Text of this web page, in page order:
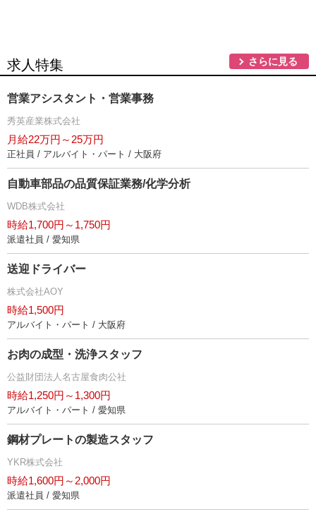
求人特集 さらに見る
営業アシスタント・営業事務
秀英産業株式会社
月給22万円～25万円
正社員 / アルバイト・パート / 大阪府
自動車部品の品質保証業務/化学分析
WDB株式会社
時給1,700円～1,750円
派遣社員 / 愛知県
送迎ドライバー
株式会社AOY
時給1,500円
アルバイト・パート / 大阪府
お肉の成型・洗浄スタッフ
公益財団法人名古屋食肉公社
時給1,250円～1,300円
アルバイト・パート / 愛知県
鋼材プレートの製造スタッフ
YKR株式会社
時給1,600円～2,000円
派遣社員 / 愛知県